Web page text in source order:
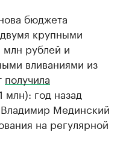
бюджета
крупными
млн рублей и
вливаниями из
получила
млн): год назад
Мединский
на регулярной